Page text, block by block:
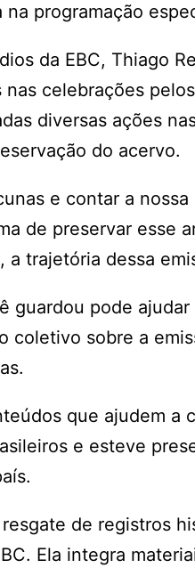
programação
da EBC, Thiago
celebrações
diversas ações
do acervo.
e contar a
de preservar esse
trajetória dessa
guardou pode
coletivo sobre a
que ajudem a
e esteve
de registros
Ela integra